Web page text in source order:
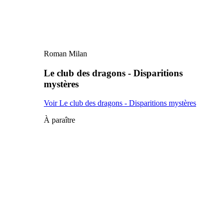
Roman Milan
Le club des dragons - Disparitions
mystères
Voir Le club des dragons - Disparitions mystères
À paraître